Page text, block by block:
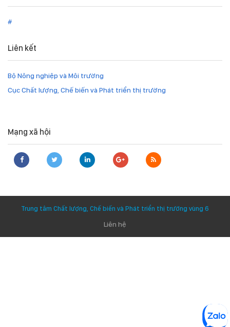
#
Liên kết
Bộ Nông nghiệp và Môi trường
Cục Chất lượng, Chế biến và Phát triển thị trường
Mạng xã hội
Trung tâm Chất lượng, Chế biến và Phát triển thị trường vùng 6
Liên hệ